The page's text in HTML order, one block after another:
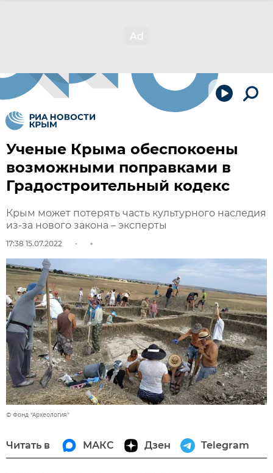
Ученые Крыма обеспокоены
возможными поправками в
Градостроительный кодекс
Крым может потерять часть культурного наследия
из-за нового закона – эксперты
17:38 15.07.2022
© Фонд "Археология"
Читать в МАКС Дзен Telegram